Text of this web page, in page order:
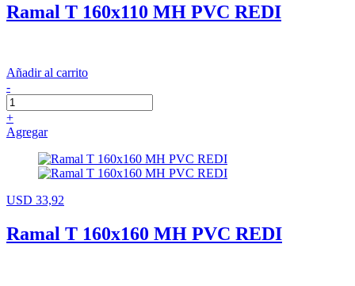
Ramal T 160x110 MH PVC REDI
Añadir al carrito
-
+
Agregar
USD 33,92
Ramal T 160x160 MH PVC REDI